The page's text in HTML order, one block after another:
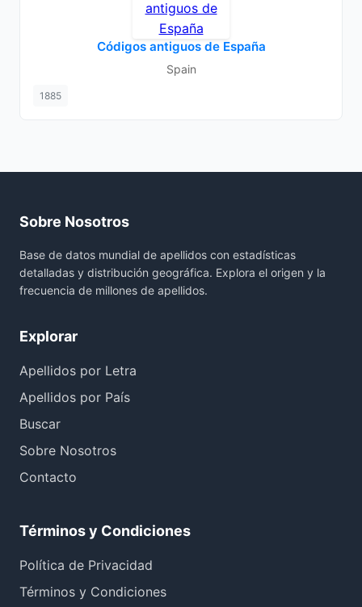
Códigos antiguos de España
Spain
1885
Sobre Nosotros
Base de datos mundial de apellidos con estadísticas
detalladas y distribución geográfica. Explora el origen y la
frecuencia de millones de apellidos.
Explorar
Apellidos por Letra
Apellidos por País
Buscar
Sobre Nosotros
Contacto
Términos y Condiciones
Política de Privacidad
Términos y Condiciones